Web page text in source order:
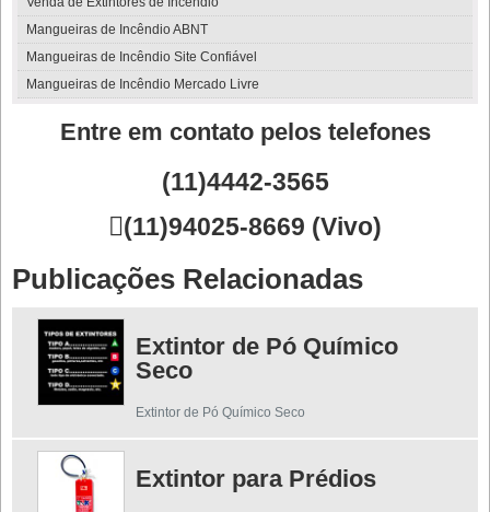
Mangueiras de Incêndio ABNT
Mangueiras de Incêndio Site Confiável
Mangueiras de Incêndio Mercado Livre
Entre em contato pelos telefones
(11)4442-3565
(11)94025-8669 (Vivo)
Publicações Relacionadas
Extintor de Pó Químico
Seco
Extintor de Pó Químico Seco
Extintor para Prédios